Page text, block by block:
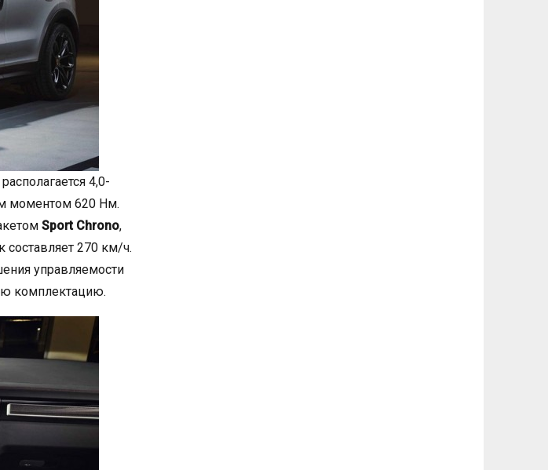
4,0-
моментом 620 Нм.
Sport Chrono,
составляет 270 км/ч.
управляемости
комплектацию.